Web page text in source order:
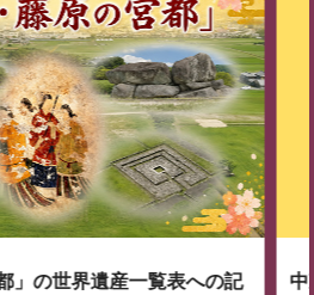
」の世界遺産一覧表への記
中